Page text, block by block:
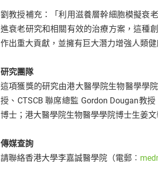
劉教授補充：「利用滋養層幹細胞模擬衰
進衰老研究和相關有效的治療方案，這種
作出重大貢獻，並擁有巨大潛力增強人類
研究團隊
這項獲獎的研究由港大醫學院生物醫學學
授、CTSCB 聯席總監 Gordon Dougan教
博士；港大醫學院生物醫學學院博士生姜文
傳媒查詢
請聯絡香港大學李嘉誠醫學院（電郵︰